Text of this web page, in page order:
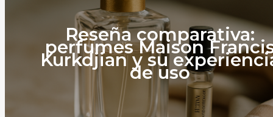
Reseña comparativa:
perfumes Maison
Kurkdjian y su
de uso